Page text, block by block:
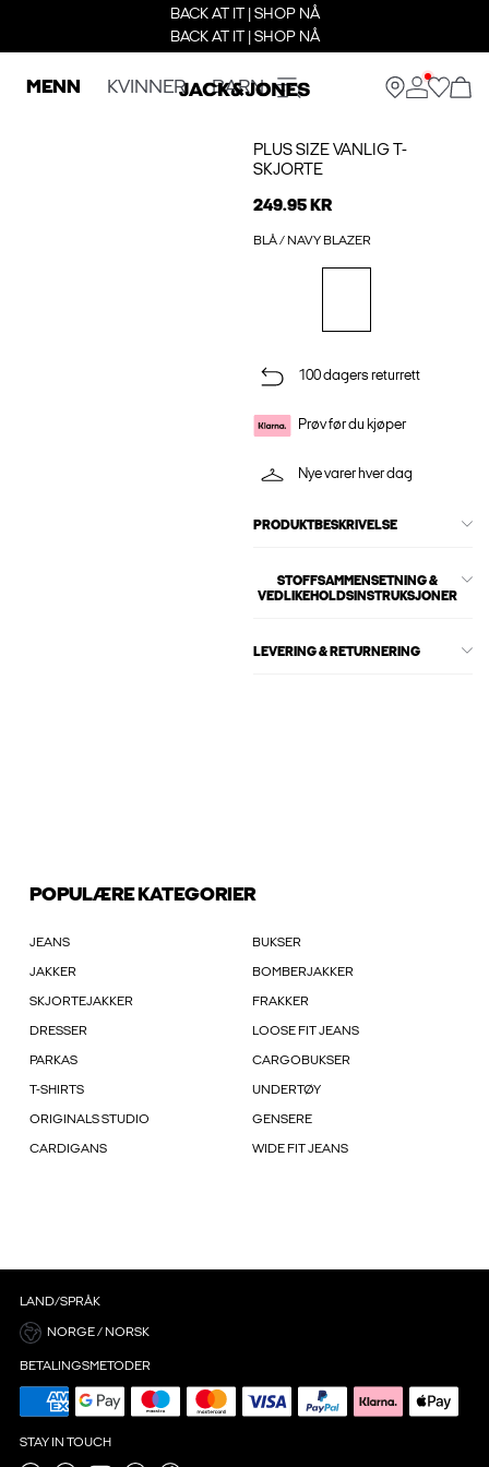
BACK AT IT | SHOP NÅ
BACK AT IT | SHOP NÅ
MENN KVINNER BARN
PLUS SIZE VANLIG T-
SKJORTE
249.95 KR
BLÅ / NAVY BLAZER
100 dagers returrett
Prøv før du kjøper
Nye varer hver dag
PRODUKTBESKRIVELSE
STOFFSAMMENSETNING &
VEDLIKEHOLDSINSTRUKSJONER
LEVERING & RETURNERING
POPULÆRE KATEGORIER
JEANS BUKSER
JAKKER BOMBERJAKKER
SKJORTEJAKKER FRAKKER
DRESSER LOOSE FIT JEANS
PARKAS CARGOBUKSER
T-SHIRTS UNDERTØY
ORIGINALS STUDIO GENSERE
CARDIGANS WIDE FIT JEANS
LAND/SPRÅK
NORGE / NORSK
BETALINGSMETODER
STAY IN TOUCH